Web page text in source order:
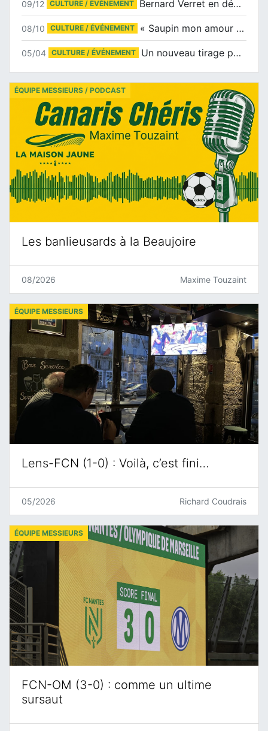
09/12 CULTURE / ÉVÉNEMENT Bernard Verret en dédicaces le samedi 13 décembre à l’Espace Culturel Atlantis
08/10 CULTURE / ÉVÉNEMENT « Saupin mon amour » au salon du livre de Trentemoult
05/04 CULTURE / ÉVÉNEMENT Un nouveau tirage pour le Docu-BD
Les banlieusards à la Beaujoire
ÉQUIPE MESSIEURS / PODCAST
08/2026 Maxime Touzaint
Lens-FCN (1-0) : Voilà, c’est fini…
ÉQUIPE MESSIEURS
05/2026 Richard Coudrais
FCN-OM (3-0) : comme un ultime
sursaut
ÉQUIPE MESSIEURS